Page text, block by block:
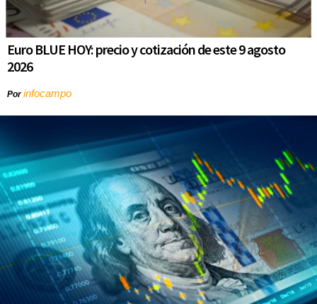
Euro BLUE HOY: precio y cotización de este 9 agosto
2026
Porinfocampo